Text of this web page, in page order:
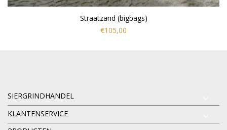
Straatzand (bigbags)
€105,00
SIERGRINDHANDEL
KLANTENSERVICE